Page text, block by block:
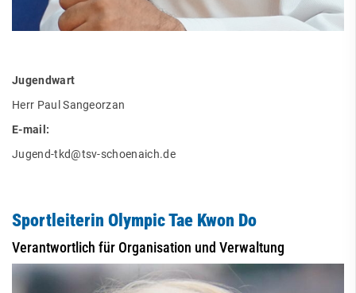
Jugendwart
Herr Paul Sangeorzan
E-mail:
Jugend-tkd@tsv-schoenaich.de
Sportleiterin Olympic Tae Kwon Do
Verantwortlich für Organisation und Verwaltung